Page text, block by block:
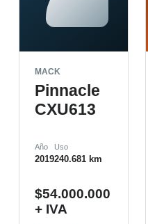
MACK
Pinnacle
CXU613
Año
2019
Uso
240.681 km
$54.000.000
+ IVA